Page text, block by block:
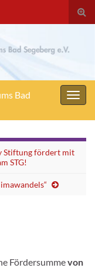
Bad
Stiftung fördert mit
STG!
Fördersummevon